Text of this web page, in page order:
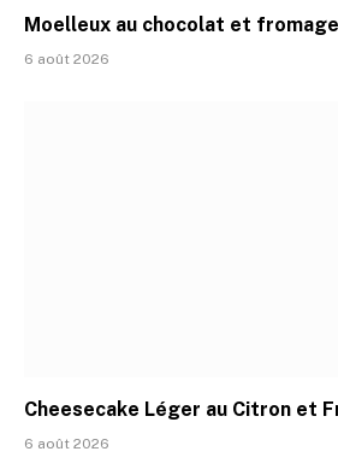
Moelleux au chocolat et
6 août 2026
Cheesecake Léger au Citron et
6 août 2026